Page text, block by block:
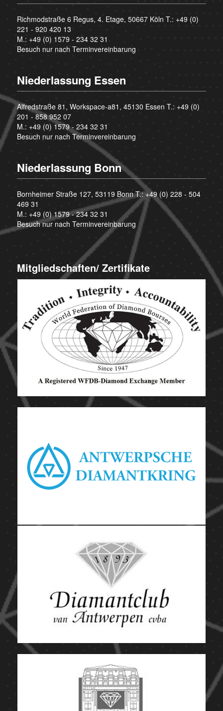
Richmodstraße 6 Regus, 4. Etage, 50667 Köln T.: +49 (0)
221 - 920 420 13
M.: +49 (0) 1579 - 234 32 31
Besuch nur nach Terminvereinbarung
Niederlassung Essen
Alfredstraße 81, Workspace-a81, 45130 Essen T.: +49 (0)
201 - 858 952 07
M.: +49 (0) 1579 - 234 32 31
Besuch nur nach Terminvereinbarung
Niederlassung Bonn
Bornheimer Straße 127, 53119 Bonn T.:+49 (0) 228 - 504
469 31
M.: +49 (0) 1579 - 234 32 31
Besuch nur nach Terminvereinbarung
Mitgliedschaften/ Zertifikate